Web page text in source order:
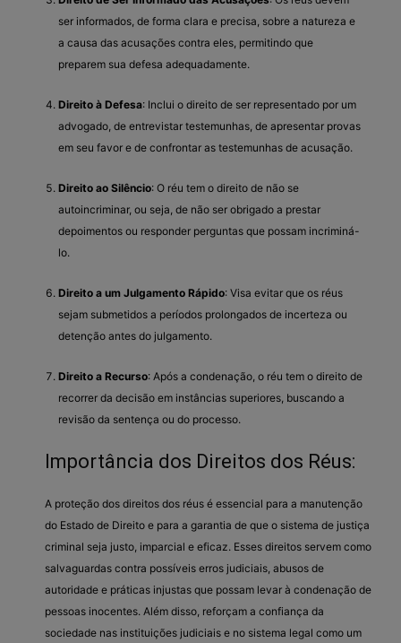
ser informados, de forma clara e precisa, sobre a natureza e
a causa das acusações contra eles, permitindo que
preparem sua defesa adequadamente.
Direito à Defesa: Inclui o direito de ser representado por um
advogado, de entrevistar testemunhas, de apresentar provas
em seu favor e de confrontar as testemunhas de acusação.
Direito ao Silêncio: O réu tem o direito de não se
autoincriminar, ou seja, de não ser obrigado a prestar
depoimentos ou responder perguntas que possam incriminá-
lo.
Direito a um Julgamento Rápido: Visa evitar que os réus
sejam submetidos a períodos prolongados de incerteza ou
detenção antes do julgamento.
Direito a Recurso: Após a condenação, o réu tem o direito de
recorrer da decisão em instâncias superiores, buscando a
revisão da sentença ou do processo.
Importância dos Direitos dos Réus:
A proteção dos direitos dos réus é essencial para a manutenção
do Estado de Direito e para a garantia de que o sistema de justiça
criminal seja justo, imparcial e eficaz. Esses direitos servem como
salvaguardas contra possíveis erros judiciais, abusos de
autoridade e práticas injustas que possam levar à condenação de
pessoas inocentes. Além disso, reforçam a confiança da
sociedade nas instituições judiciais e no sistema legal como um